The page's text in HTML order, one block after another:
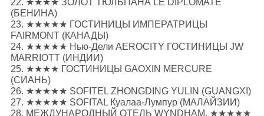
22. ★★★★ ЗОЛОТ ТЮЛЬПАНА LE DIPLOMATE
(БЕНИНА)
23. ★★★★★ ГОСТИНИЦЫ ИМПЕРАТРИЦЫ
FAIRMONT (КАНАДЫ)
24. ★★★★★ Нью-Дели AEROCITY ГОСТИНИЦЫ JW
MARRIOTT (ИНДИИ)
25. ★★★★ ГОСТИНИЦЫ GAOXIN MERCURE
(СИАНЬ)
26. ★★★★★ SOFITEL ZHONGDING YULIN (GUANGXI)
27. ★★★★★ SOFITAL Куалаа-Лумпур (МАЛАЙЗИИ)
28. МЕЖДУНАРОДНЫЙ ОТЕЛЬ WYNDHAM, ★★★★★